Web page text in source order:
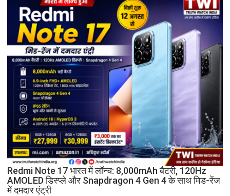
Redmi Note 17 भारत में लॉन्च: 8,000mAh बैटरी, 120Hz
AMOLED डिस्प्ले और Snapdragon 4 Gen 4 के साथ मिड-रेंज
में दमदार एंट्री